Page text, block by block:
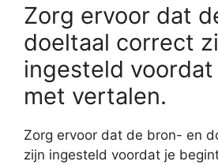
Zorg ervoor dat
doeltaal correct
ingesteld
met vertalen.
Zorg ervoor dat de bron- en
zijn ingesteld voordat je